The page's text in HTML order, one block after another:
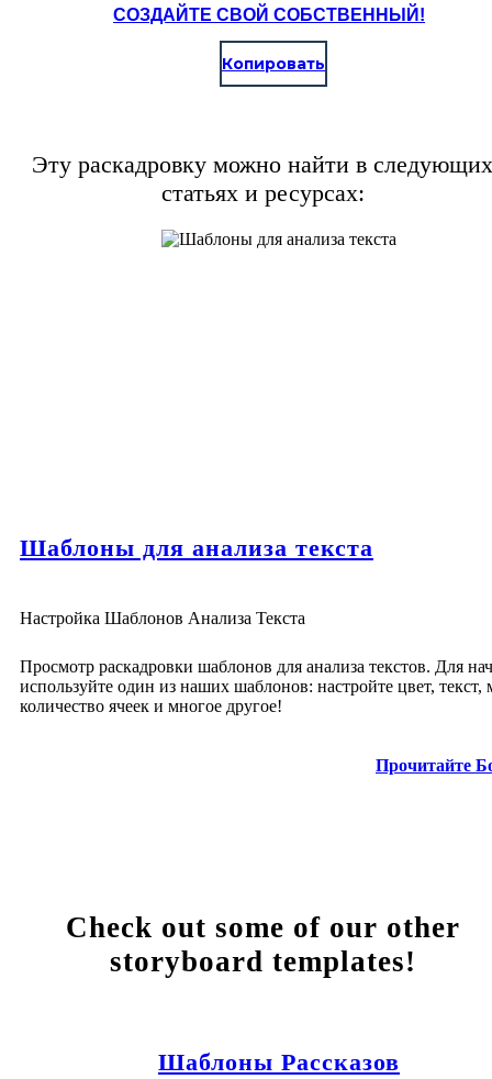
СОЗДАЙТЕ СВОЙ СОБСТВЕННЫЙ!
Копировать
Эту раскадровку можно найти в следующих
статьях и ресурсах:
Шаблоны для анализа текста
Настройка Шаблонов Анализа Текста
Просмотр раскадровки шаблонов для анализа текстов. Для
используйте один из наших шаблонов: настройте цвет, текст,
количество ячеек и многое другое!
Прочитайте
Check out some of our other
storyboard templates!
Шаблоны Рассказов